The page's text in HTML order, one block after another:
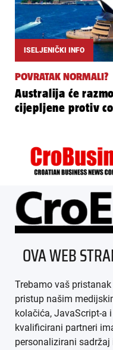
ISELJENIČKI INFO
POVRATAK NORMALI?
Australija će
cijepljene protiv
OVA WEB
Trebamo vaš
pristup našim
kolačića, JavaScript-a
kvalificirani partneri
personalizirani sadržaj